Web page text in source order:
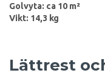
Golvyta: ca 10 m²
Vikt: 14,3 kg
Lättrest